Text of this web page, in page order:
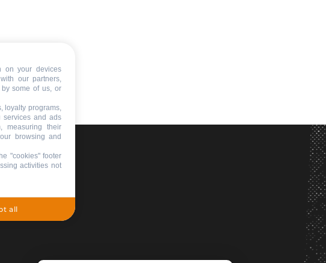
on your devices
our partners,
some of us, or
loyalty programs,
services and ads
measuring their
browsing and
"cookies" footer
activities not
all